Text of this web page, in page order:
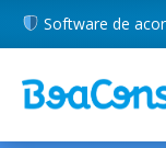
Software de